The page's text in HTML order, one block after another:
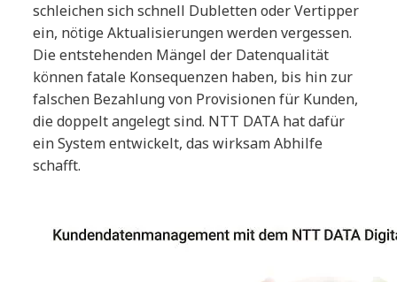
schleichen sich schnell Dubletten oder Vertipper
ein, nötige Aktualisierungen werden vergessen.
Die entstehenden Mängel der Datenqualität
können fatale Konsequenzen haben, bis hin zur
falschen Bezahlung von Provisionen für Kunden,
die doppelt angelegt sind. NTT DATA hat dafür
ein System entwickelt, das wirksam Abhilfe
schafft.